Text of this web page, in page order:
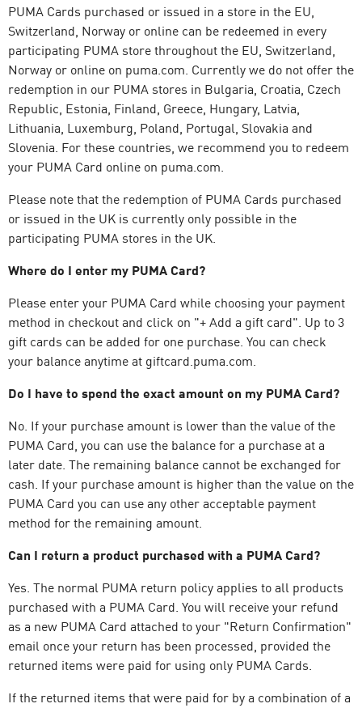
PUMA Cards purchased or issued in a store in the EU,
Switzerland, Norway or online can be redeemed in every
participating PUMA store throughout the EU, Switzerland,
Norway or online on puma.com. Currently we do not offer the
redemption in our PUMA stores in Bulgaria, Croatia, Czech
Republic, Estonia, Finland, Greece, Hungary, Latvia,
Lithuania, Luxemburg, Poland, Portugal, Slovakia and
Slovenia. For these countries, we recommend you to redeem
your PUMA Card online on puma.com.
Please note that the redemption of PUMA Cards purchased
or issued in the UK is currently only possible in the
participating PUMA stores in the UK.
Where do I enter my PUMA Card?
Please enter your PUMA Card while choosing your payment
method in checkout and click on "+ Add a gift card". Up to 3
gift cards can be added for one purchase. You can check
your balance anytime at giftcard.puma.com.
Do I have to spend the exact amount on my PUMA Card?
No. If your purchase amount is lower than the value of the
PUMA Card, you can use the balance for a purchase at a
later date. The remaining balance cannot be exchanged for
cash. If your purchase amount is higher than the value on the
PUMA Card you can use any other acceptable payment
method for the remaining amount.
Can I return a product purchased with a PUMA Card?
Yes. The normal PUMA return policy applies to all products
purchased with a PUMA Card. You will receive your refund
as a new PUMA Card attached to your "Return Confirmation"
email once your return has been processed, provided the
returned items were paid for using only PUMA Cards.
If the returned items that were paid for by a combination of a